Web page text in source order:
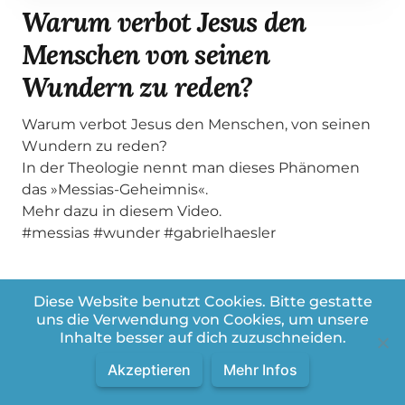
Warum verbot Jesus den
Menschen von seinen
Wundern zu reden?
Warum verbot Jesus den Menschen, von seinen
Wundern zu reden?
In der Theologie nennt man dieses Phänomen
das »Messias-Geheimnis«.
Mehr dazu in diesem Video.
#messias #wunder #gabrielhaesler
Bibel Snacks
Diese Website benutzt Cookies. Bitte gestatte
uns die Verwendung von Cookies, um unsere
Inhalte besser auf dich zuzuschneiden.
Akzeptieren Mehr Infos